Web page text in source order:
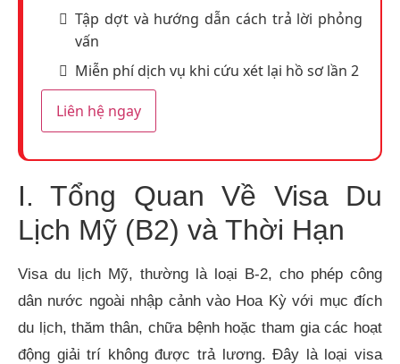
Tập dợt và hướng dẫn cách trả lời phỏng
vấn
Miễn phí dịch vụ khi cứu xét lại hồ sơ lần 2
Liên hệ ngay
I. Tổng Quan Về Visa Du
Lịch Mỹ (B2) và Thời Hạn
Visa du lịch Mỹ, thường là loại B-2, cho phép công
dân nước ngoài nhập cảnh vào Hoa Kỳ với mục đích
du lịch, thăm thân, chữa bệnh hoặc tham gia các hoạt
động giải trí không được trả lương. Đây là loại visa